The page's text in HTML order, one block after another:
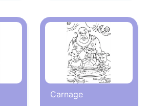
Carnage